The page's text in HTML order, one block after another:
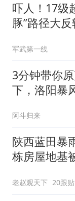
吓人！17级
豚”路径大
军武第一线
3分钟带你
下，洛阳暴
阿斗归来
陕西蓝田暴
栋房屋地基
老赵观天下 20跟贴